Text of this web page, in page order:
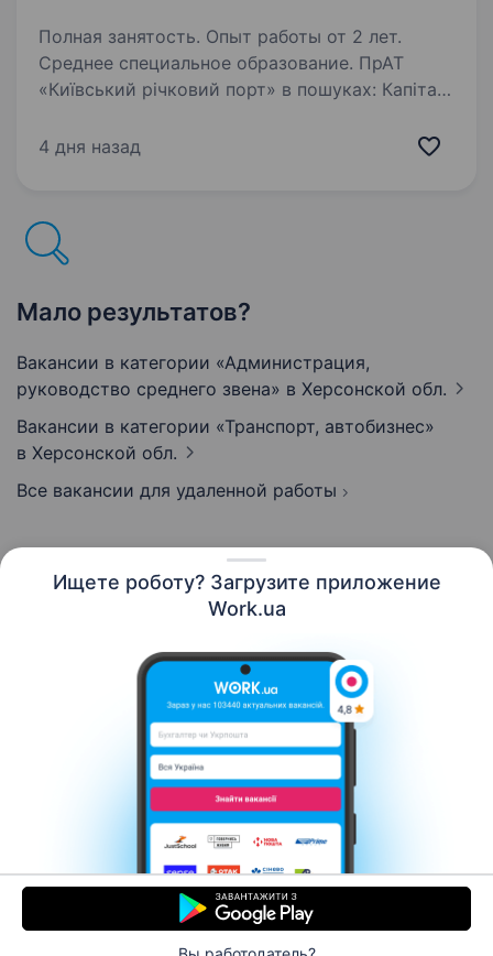
Ищете роботу? Загрузите приложение
Work.ua
Полная занятость. Опыт работы от 2 лет.
Среднее специальное образование. ПрАТ
«Київський річковий порт» в пошуках: Капітан-
механіка Основні обов’язки включають в себе:
4 дня назад
Мало результатов?
Вакансии в категории «Администрация,
руководство среднего звена» в Херсонской обл.
Вакансии в категории «Транспорт, автобизнес»
в Херсонской обл.
Все вакансии для удаленной работы
Контакты О нас
Карьера
Новости Work.ua
Помощь
Условия использования